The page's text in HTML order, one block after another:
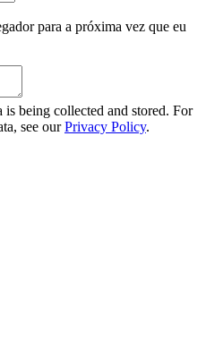
para a próxima vez que eu
is being collected and stored. For
see ourPrivacy Policy.